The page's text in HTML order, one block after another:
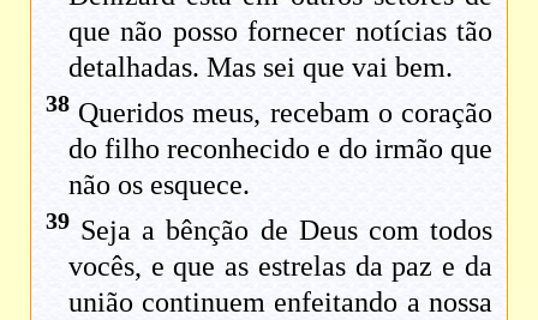
que não posso fornecer notícias tão
detalhadas. Mas sei que vai bem.
38 Queridos meus, recebam o coração
do filho reconhecido e do irmão que
não os esquece.
39 Seja a bênção de Deus com todos
vocês, e que as estrelas da paz e da
união continuem enfeitando a nossa